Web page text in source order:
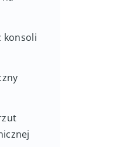
konsoli